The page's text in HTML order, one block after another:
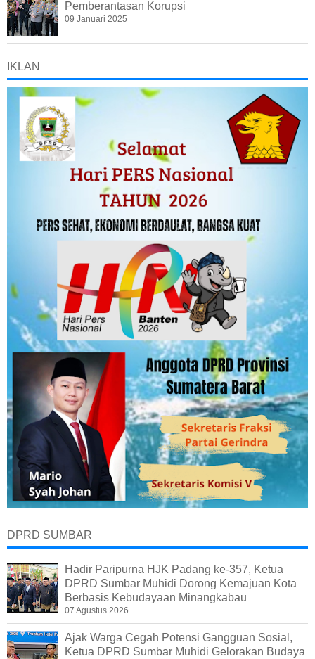
Pemberantasan Korupsi
09 Januari 2025
IKLAN
DPRD SUMBAR
Hadir Paripurna HJK Padang ke-357, Ketua
DPRD Sumbar Muhidi Dorong Kemajuan Kota
Berbasis Kebudayaan Minangkabau
07 Agustus 2026
Ajak Warga Cegah Potensi Gangguan Sosial,
Ketua DPRD Sumbar Muhidi Gelorakan Budaya